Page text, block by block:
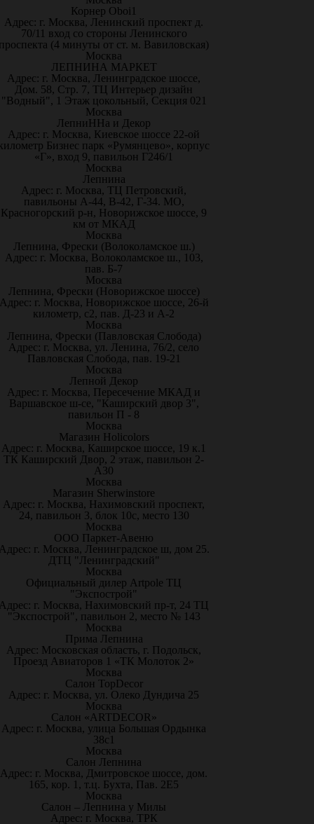
Корнер Oboi1
Адрес: г. Москва, Ленинский проспект д.
70/11 вход со стороны Ленинского
(4 минуты от ст. м. Вавиловская)
Москва
ЛЕПНИНА МАРКЕТ
Адрес: г. Москва, Ленинградское шоссе,
Дом. 58, Стр. 7, ТЦ Интерьер дизайн
"Водный", 1 Этаж цокольный, Секция 021
Москва
ЛепниННа и Декор
Адрес: г. Москва, Киевское шоссе 22-ой
Бизнес парк «Румянцево», корпус
«Г», вход 9, павильон Г246/1
Москва
Лепнина
Адрес: г. Москва, ТЦ Петровский,
павильоны А-44, В-42, Г-34. МО,
Красногорский р-н, Новорижское шоссе, 9
км от МКАД
Москва
Лепнина, Фрески (Волоколамское ш.)
Адрес: г. Москва, Волоколамское ш., 103,
пав. Б-7
Москва
Лепнина, Фрески (Новорижское шоссе)
г. Москва, Новорижское шоссе, 26-й
километр, с2, пав. Д-23 и А-2
Москва
Лепнина, Фрески (Павловская Слобода)
Адрес: г. Москва, ул. Ленина, 76/2, село
Павловская Слобода, пав. 19-21
Москва
Лепной Декор
Адрес: г. Москва, Пересечение МКАД и
Варшавское ш-се, "Каширский двор 3",
павильон П - 8
Москва
Магазин Holicolors
Адрес: г. Москва, Каширское шоссе, 19 к.1
ТК Каширский Двор, 2 этаж, павильон 2-
А30
Москва
Магазин Sherwinstore
Адрес: г. Москва, Нахимовский проспект,
24, павильон 3, блок 10с, место 130
Москва
ООО Паркет-Авeню
г. Москва, Ленинградское ш, дом 25.
ДТЦ "Ленинградский"
Москва
Официальный дилер Artpole ТЦ
"Экспострой"
г. Москва, Нахимовский пр-т, 24 ТЦ
"Экспострой", павильон 2, место № 143
Москва
Прима Лепнина
Адрес: Московская область, г. Подольск,
Проезд Авиаторов 1 «ТК Молоток 2»
Москва
Салон TopDecor
Адрес: г. Москва, ул. Олеко Дундича 25
Москва
Салон «ARTDECOR»
Адрес: г. Москва, улица Большая Ордынка
38с1
Москва
Салон Лепнина
Адрес: г. Москва, Дмитровское шоссе, дом.
165, кор. 1, т.ц. Бухта, Пав. 2Е5
Москва
Салон – Лепнина у Милы
Адрес: г. Москва, ТРК